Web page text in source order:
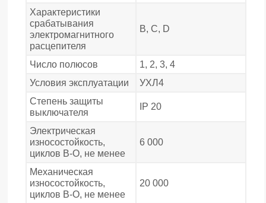
Характеристики
срабатывания
электромагнитного
расцепителя
В, С, D
Число полюсов
1, 2, 3, 4
Условия эксплуатации
УХЛ4
Степень защиты
выключателя
IP 20
Электрическая
износостойкость,
циклов В-О, не менее
6 000
Механическая
износостойкость,
циклов В-О, не менее
20 000